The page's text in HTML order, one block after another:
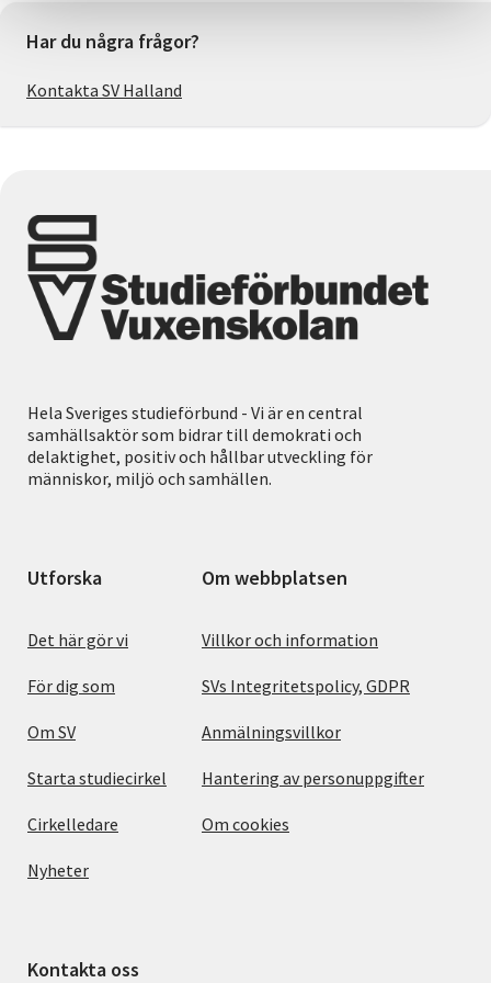
Har du några frågor?
Kontakta SV Halland
Hela Sveriges studieförbund - Vi är en central
samhällsaktör som bidrar till demokrati och
delaktighet, positiv och hållbar utveckling för
människor, miljö och samhällen.
Utforska
Det här gör vi
För dig som
Om SV
Starta studiecirkel
Cirkelledare
Nyheter
Om webbplatsen
Villkor och information
SVs Integritetspolicy, GDPR
Anmälningsvillkor
Hantering av personuppgifter
Om cookies
Kontakta oss